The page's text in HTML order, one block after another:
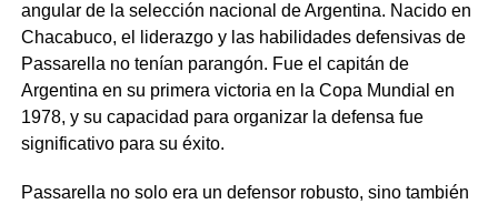
angular de la selección nacional de Argentina. Nacido en
Chacabuco, el liderazgo y las habilidades defensivas de
Passarella no tenían parangón. Fue el capitán de
Argentina en su primera victoria en la Copa Mundial en
1978, y su capacidad para organizar la defensa fue
significativo para su éxito.
Passarella no solo era un defensor robusto, sino también